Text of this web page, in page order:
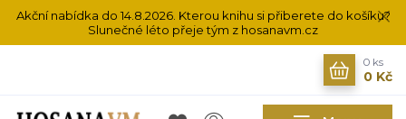
Akční nabídka do 14.8.2026. Kterou knihu si přiberete do košíku?
Slunečné léto přeje tým z hosanavm.cz
0 ks
0 Kč